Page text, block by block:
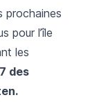
prochaines
pour l’île
les
des